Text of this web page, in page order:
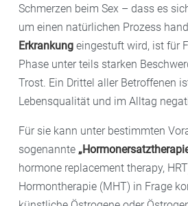
Schmerzen beim Sex – dass es
um einen natürlichen Prozess
Erkrankung eingestuft wird, ist für
Phase unter teils starken
Trost. Ein Drittel aller Betroffenen
Lebensqualität und im Alltag
Für sie kann unter bestimmten
sogenannte
hormone replacement therapy,
Hormontherapie (MHT) in Frage